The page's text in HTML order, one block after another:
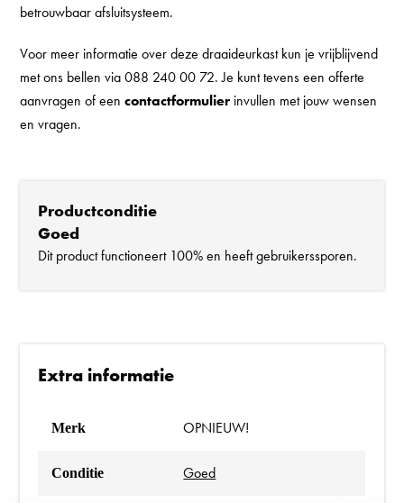
betrouwbaar afsluitsysteem.
Voor meer informatie over deze draaideurkast kun je vrijblijvend
met ons bellen via 088 240 00 72. Je kunt tevens een offerte
aanvragen of eencontactformulier invullen met jouw wensen
en vragen.
Productconditie
Goed
Dit product functioneert 100% en heeft gebruikerssporen.
Extra informatie
Merk OPNIEUW!
Conditie Goed